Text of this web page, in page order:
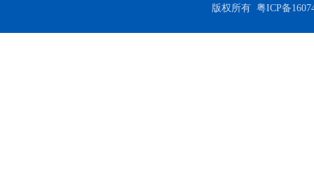
版权所有 粤ICP备